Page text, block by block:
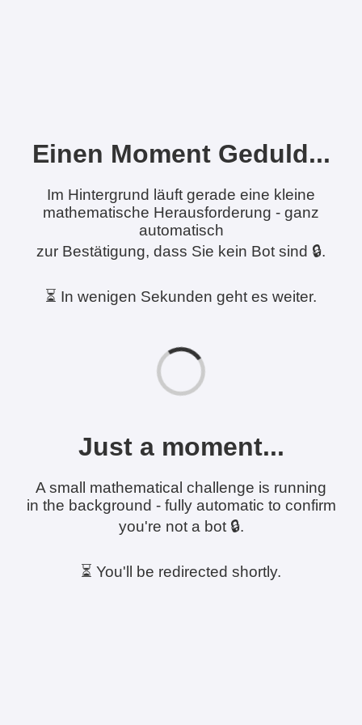
Einen Moment Geduld...
Im Hintergrund läuft gerade eine kleine
mathematische Herausforderung - ganz
automatisch
zur Bestätigung, dass Sie kein Bot sind 🔒.
⏳ In wenigen Sekunden geht es weiter.
Just a moment...
A small mathematical challenge is running
in the background - fully automatic to confirm
you're not a bot 🔒.
⏳ You'll be redirected shortly.